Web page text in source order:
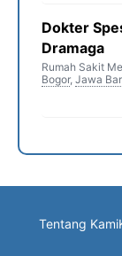
Dokter
Dramaga
Rumah Sakit
Bogor, Jawa
Tentang Kami